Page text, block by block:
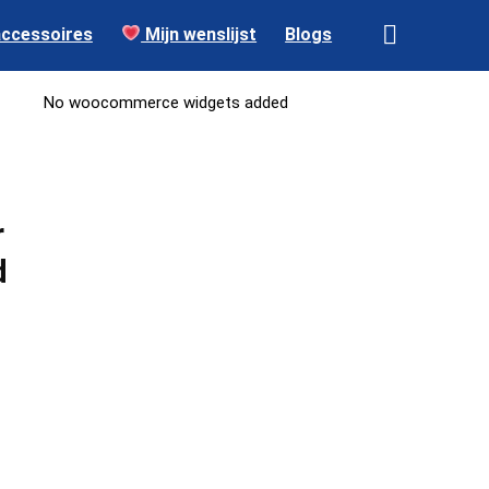
Mijn wenslijst Blogs
No woocommerce widgets added